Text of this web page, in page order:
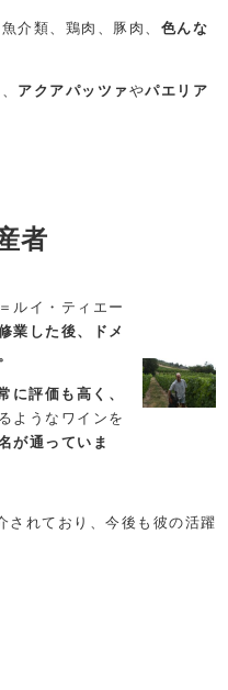
介類、鶏肉、豚肉、 色んな
アクアパッツァやパエリア
者
ルイ・ティエー
業した後、ドメ
評価も高く、
ようなワインを
が通っていま
されており、今後も彼の活躍